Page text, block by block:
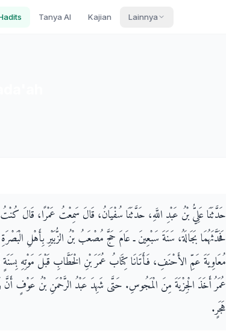
Tanya AI Kajian Lainnya
حَدَّثَنَا عَلِيُّ بْنُ عَبْدِ اللَّهِ، حَدَّثَنَا سُفْيَانُ، قَالَ سَمِعْتُ عَمْرًا، قَالَ
فَحَدَّثَهُمَا بَجَالَةُ، سَنَةَ سَبْعِينَ ـ عَامَ حَجَّ مُصْعَبُ بْنُ الزُّبَيْرِ بِأَهْلِ
مُعَاوِيَةَ عَمِّ الأَحْنَفِ، فَأَتَانَا كِتَابُ عُمَرَ بْنِ الْخَطَّابِ قَبْلَ مَوْتِهِ
عُمَرُ أَخَذَ الْجِزْيَةَ مِنَ الْمَجُوسِ‏.‏ حَتَّى شَهِدَ عَبْدُ الرَّحْمَنِ بْنُ عَوْفٍ أَنَّ
هَجَرٍ‏.‏